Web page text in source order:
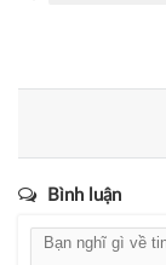
Bình luận